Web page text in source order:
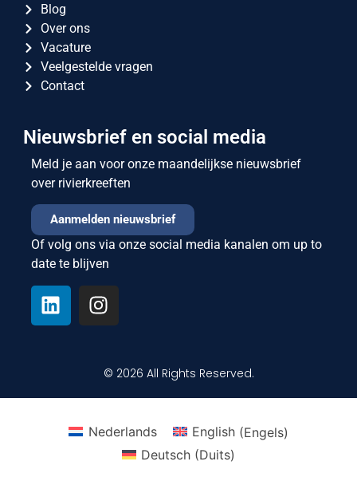
Blog
Over ons
Vacature
Veelgestelde vragen
Contact
Nieuwsbrief en social media
Meld je aan voor onze maandelijkse nieuwsbrief
over rivierkreeften
Aanmelden nieuwsbrief
Of volg ons via onze social media kanalen om up to
date te blijven
© 2026 All Rights Reserved.
Nederlands English(Engels)
Deutsch (Duits)